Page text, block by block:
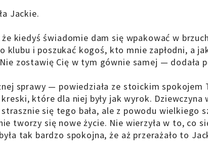
Jackie.
kiedyś świadomie dam się wpakować w
klubu i poszukać kogoś, kto mnie zapłodni, a
zostawię Cię w tym gównie samej — dodała
sprawy — powiedziała ze stoickim spokojem
które dla niej były jak wyrok. Dziewczyna
się tego bała, ale z powodu wielkiego
tworzy się nowe życie. Nie wierzyła w to, co
tak bardzo spokojna, że aż przerażało to